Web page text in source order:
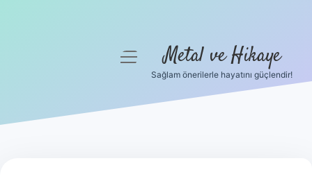
menüyüMetal ve Hikaye
Sağlam önerilerle hayatını güçlendir!